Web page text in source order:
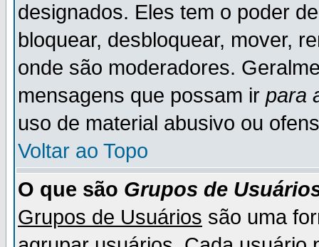
designados. Eles tem o poder
bloquear, desbloquear, mover,
onde são moderadores.
mensagens que possam ir para
uso de material abusivo ou
Voltar ao Topo
O que são Grupos de
Grupos de Usuários são uma